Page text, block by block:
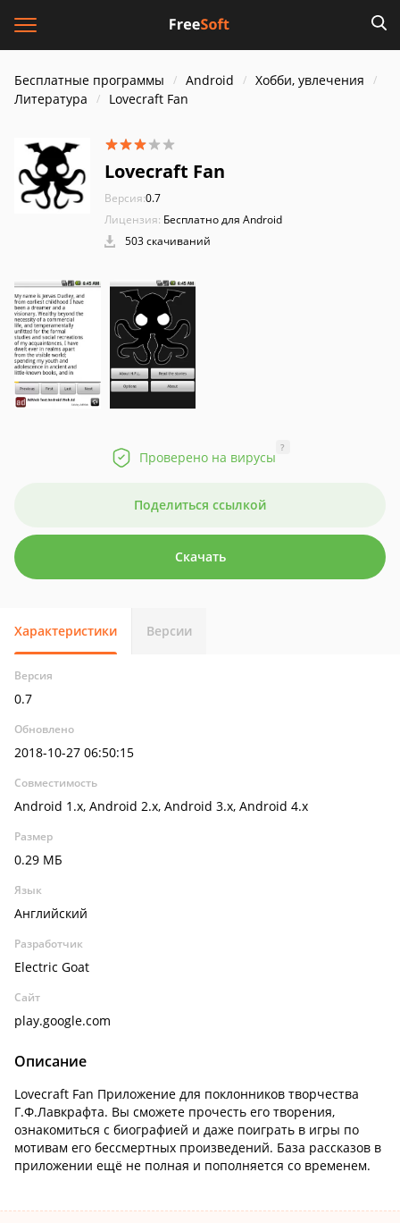
Бесплатные программы Android
Хобби, увлечения
Литература
Lovecraft Fan
Lovecraft Fan
Версия:0.7
Лицензия: Бесплатно для Android
503 скачиваний
Проверено на вирусы
?
Поделиться ссылкой
Скачать
Характеристики Версии
Версия
0.7
Обновлено
2018-10-27 06:50:15
Совместимость
Android 1.x, Android 2.x, Android 3.x, Android 4.x
Размер
0.29 МБ
Язык
Английский
Разработчик
Electric Goat
Сайт
play.google.com
Описание
Lovecraft Fan Приложение для поклонников творчества
Г.Ф.Лавкрафта. Вы сможете прочесть его творения,
ознакомиться с биографией и даже поиграть в игры по
мотивам его бессмертных произведений. База рассказов в
приложении ещё не полная и пополняется со временем.